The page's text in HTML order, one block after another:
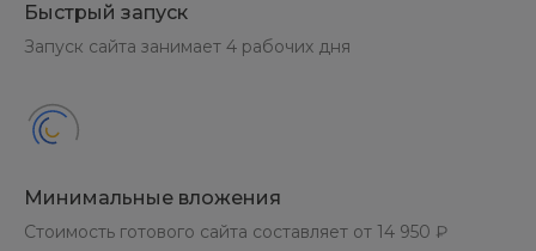
Быстрый запуск
Запуск сайта занимает 4 рабочих дня
Минимальные вложения
Стоимость готового сайта составляет от 14 950 ₽